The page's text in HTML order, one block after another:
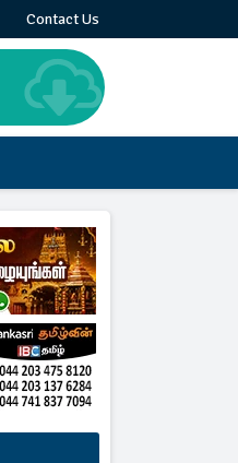
Contact Us